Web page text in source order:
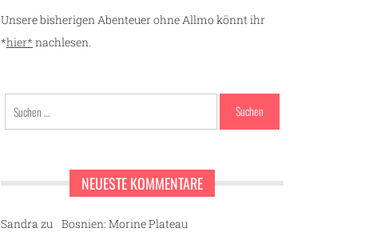
Unsere bisherigen Abenteuer ohne Allmo könnt ihr
*hier* nachlesen.
Suchen
nach:
NEUESTE KOMMENTARE
Sandra zu Bosnien: Morine Plateau